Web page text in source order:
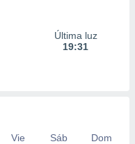
Última luz
19:31
Vie Sáb
Dom